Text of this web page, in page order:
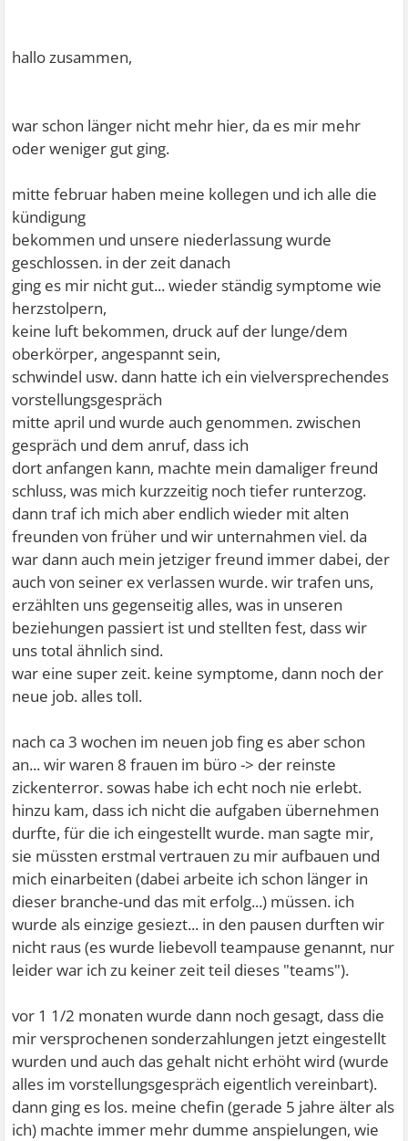
hallo zusammen,
war schon länger nicht mehr hier, da es mir mehr
oder weniger gut ging.
mitte februar haben meine kollegen und ich alle die
kündigung
bekommen und unsere niederlassung wurde
geschlossen. in der zeit danach
ging es mir nicht gut... wieder ständig symptome wie
herzstolpern,
keine luft bekommen, druck auf der lunge/dem
oberkörper, angespannt sein,
schwindel usw. dann hatte ich ein vielversprechendes
vorstellungsgespräch
mitte april und wurde auch genommen. zwischen
gespräch und dem anruf, dass ich
dort anfangen kann, machte mein damaliger freund
schluss, was mich kurzzeitig noch tiefer runterzog.
dann traf ich mich aber endlich wieder mit alten
freunden von früher und wir unternahmen viel. da
war dann auch mein jetziger freund immer dabei, der
auch von seiner ex verlassen wurde. wir trafen uns,
erzählten uns gegenseitig alles, was in unseren
beziehungen passiert ist und stellten fest, dass wir
uns total ähnlich sind.
war eine super zeit. keine symptome, dann noch der
neue job. alles toll.
nach ca 3 wochen im neuen job fing es aber schon
an... wir waren 8 frauen im büro -> der reinste
zickenterror. sowas habe ich echt noch nie erlebt.
hinzu kam, dass ich nicht die aufgaben übernehmen
durfte, für die ich eingestellt wurde. man sagte mir,
sie müssten erstmal vertrauen zu mir aufbauen und
mich einarbeiten (dabei arbeite ich schon länger in
dieser branche-und das mit erfolg...) müssen. ich
wurde als einzige gesiezt... in den pausen durften wir
nicht raus (es wurde liebevoll teampause genannt, nur
leider war ich zu keiner zeit teil dieses "teams").
vor 1 1/2 monaten wurde dann noch gesagt, dass die
mir versprochenen sonderzahlungen jetzt eingestellt
wurden und auch das gehalt nicht erhöht wird (wurde
alles im vorstellungsgespräch eigentlich vereinbart).
dann ging es los. meine chefin (gerade 5 jahre älter als
ich) machte immer mehr dumme anspielungen, wie